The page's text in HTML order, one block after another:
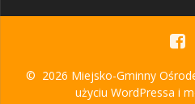
© 2026 Miejsko-Gminny
użyciu WordPressa i